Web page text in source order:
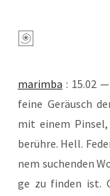
marim­ba : 15.02
fei­ne Geräusch
mit einem
berüh­re. Hell.
nem suchen­den
ge zu fin­den ist.